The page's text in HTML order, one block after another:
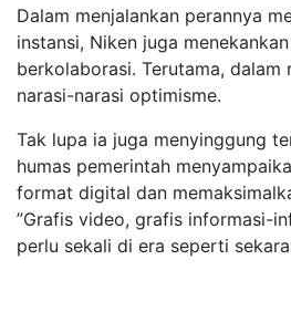
Dalam menjalankan perannya
instansi, Niken juga
berkolaborasi. Terutama, dalam
narasi-narasi optimisme.
Tak lupa ia juga menyinggung
humas pemerintah
format digital dan
”Grafis video, grafis informasi-
perlu sekali di era seperti